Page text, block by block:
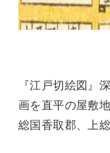
『江戸切絵図』
画を直平の屋敷
総国香取郡、上